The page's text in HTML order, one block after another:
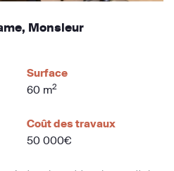
Monsieur
Surface
60 m2
Coût des travaux
50 000€